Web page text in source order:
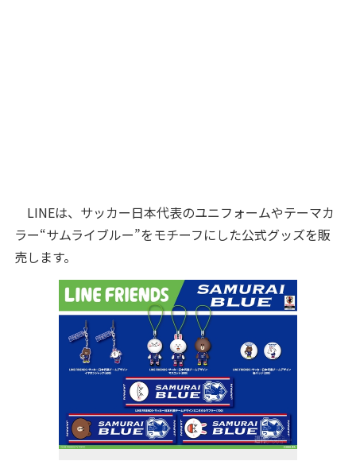
LINEは、サッカー日本代表のユニフォームやテーマカ
ラー“サムライブルー”をモチーフにした公式グッズを販
売します。